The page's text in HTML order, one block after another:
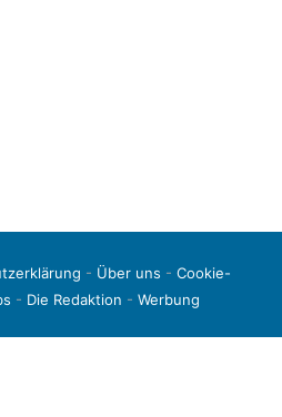
- Über uns - Cookie-
- Die Redaktion - Werbung